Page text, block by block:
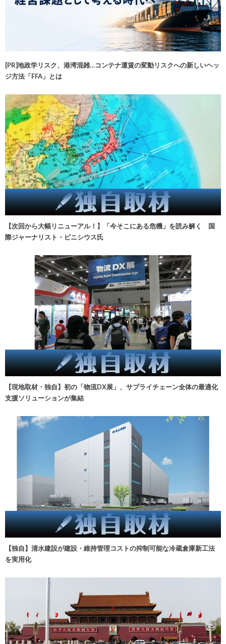
[PR]地政学リスク、港湾混雑…コンテナ運賃の変動リスクへの新しいヘッ
ジ方法「FFA」とは
【次回から大幅リニューアル！】「今そこにある危機」を読み解く 国
際ジャーナリスト・ビニシウス氏
【現地取材・独自】初の「物流DX展」、サプライチェーン全体の最適化
支援ソリューションが集結
【独自】清水建設が建設・維持管理コストの抑制可能な冷蔵倉庫新工法
を実用化